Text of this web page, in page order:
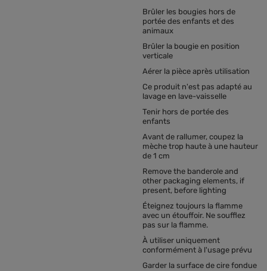
Brûler les bougies hors de
portée des enfants et des
animaux
Brûler la bougie en position
verticale
Aérer la pièce après utilisation
Ce produit n'est pas adapté au
lavage en lave-vaisselle
Tenir hors de portée des
enfants
Avant de rallumer, coupez la
mèche trop haute à une hauteur
de 1 cm
Remove the banderole and
other packaging elements, if
present, before lighting
Éteignez toujours la flamme
avec un étouffoir. Ne soufflez
pas sur la flamme.
À utiliser uniquement
conformément à l'usage prévu
Garder la surface de cire fondue